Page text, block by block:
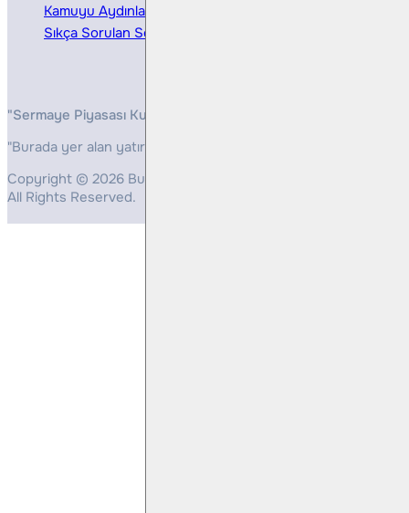
Kamuyu Aydınlatma
Sıkça Sorulan Sorular
"Sermaye Piyasası Kurulunun, Yatırım Hizmetleri ve
"Burada yer alan yatırım bilgi, yorum ve tavsiyeleri yatırım
Copyright © 2026 Bulls Yatırım Menkul Değerler
All Rights Reserved.